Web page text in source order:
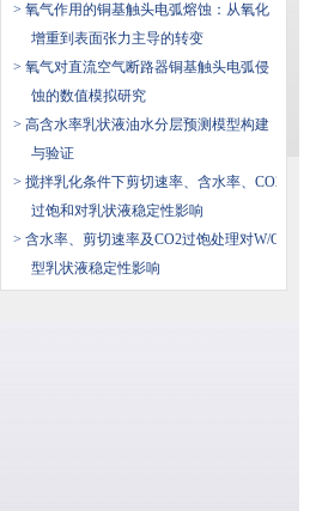
> 氧气作用的铜基触头电弧熔蚀：从氧化
增重到表面张力主导的转变
> 氧气对直流空气断路器铜基触头电弧侵
蚀的数值模拟研究
> 高含水率乳状液油水分层预测模型构建
与验证
> 搅拌乳化条件下剪切速率、含水率、CO2
过饱和对乳状液稳定性影响
> 含水率、剪切速率及CO2过饱处理对W/O
型乳状液稳定性影响